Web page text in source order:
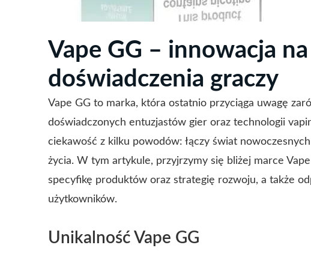
Vape GG – innowacja
doświadczenia graczy
Vape GG to marka, która ostatnio przyciąga uwagę
doświadczonych entuzjastów gier oraz technologii
ciekawość z kilku powodów: łączy świat
życia. W tym artykule, przyjrzymy się bliżej marce
specyfikę produktów oraz strategię rozwoju, a także
użytkowników.
Unikalność Vape GG